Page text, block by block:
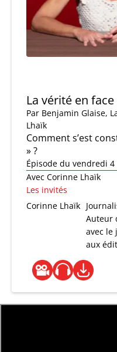
La vérité en face
Par Benjamin Glaise,
Lhaïk
Comment s’est
» ?
Épisode du vendredi 4
Avec Corinne Lhaïk
Les invités
Corinne Lhaïk
Auteur
avec le
aux